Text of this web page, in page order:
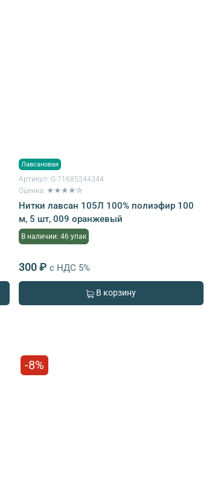
Лавсановая
Артикул: G-71685244344
Оценка: ★★★★☆
Нитки лавсан 105Л 100% полиэфир 100
м, 5 шт, 009 оранжевый
В наличии: 46 упак
300 ₽ с НДС 5%
В корзину
-8%